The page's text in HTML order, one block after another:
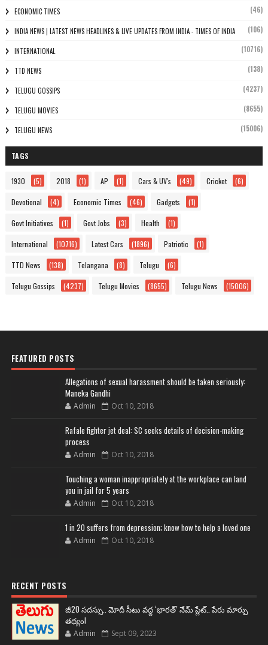
ECONOMIC TIMES (46)
INDIA NEWS | LATEST NEWS HEADLINES & LIVE UPDATES FROM INDIA - TIMES OF INDIA (106)
INTERNATIONAL (10716)
TTD NEWS (138)
TELUGU GOSSIPS (4237)
TELUGU MOVIES (8655)
TELUGU NEWS (15006)
TAGS
1930 (5) 2018 (1) AP (1) Cars & UV's (49) Cricket (6)
Devotional (4) Economic Times (46) Gadgets (1)
Govt Initiatives (1) Govt Jobs (3) Health (1)
International (10716) Latest Cars (1896) Patriotic (1)
TTD News (138) Telangana (8) Telugu (6)
Telugu Gossips (4237) Telugu Movies (8655) Telugu News (15006)
FEATURED POSTS
Allegations of sexual harassment should be taken seriously:
Maneka Gandhi
Admin Oct 10, 2018
Rafale fighter jet deal: SC seeks details of decision-making
process
Admin Oct 10, 2018
Touching a woman inappropriately at the workplace can land
you in jail for 5 years
Admin Oct 10, 2018
1 in 20 suffers from depression; know how to help a loved one
Admin Oct 10, 2018
RECENT POSTS
జీ20 సదస్సు.. మోదీ సీటు వద్ద ‘భారత్’ నేమ్ ప్లేట్‌.. పేరు మార్పు
తథ్యం!
Admin Sept 09, 2023